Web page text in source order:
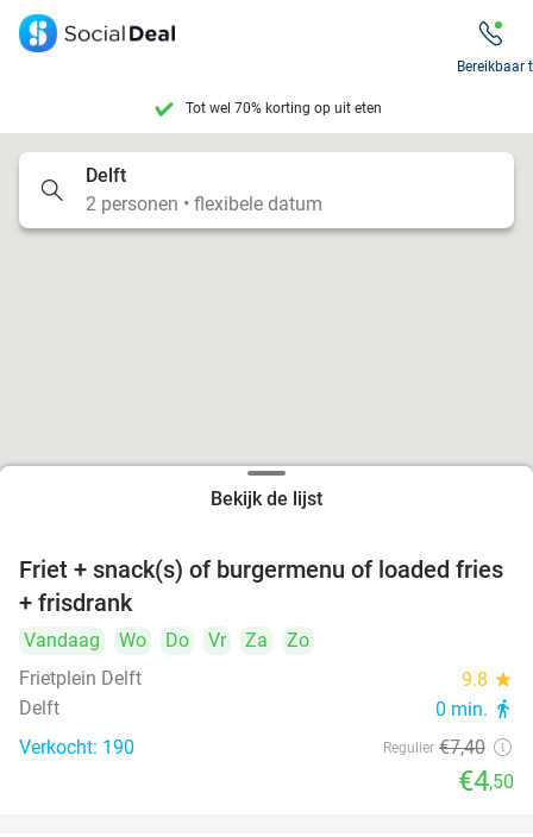
7 dagen per week beschikbaar
10+ miljoen leden
9,4 op basis van
Tot wel 70% korting op uit eten
Bereikbaar
Delft
2 personen • flexibele datum
Bekijk de lijst
39%
Friet + snack(s) of burgermenu of loaded fries
+ frisdrank
Vandaag Wo Do Vr Za
Zo
Frietplein Delft
9.8 star
Delft 0 min. directions_walk
Verkocht: 190 Regulier €7,40
€4,50